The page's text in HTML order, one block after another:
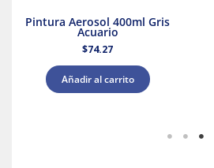
Pintura Aerosol 400ml Gris
Acuario
$74.27
Añadir al carrito